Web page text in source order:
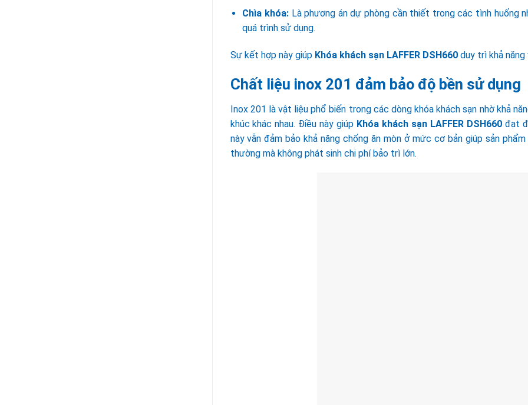
Chìa khóa:Là phương án dự phòng cần thiết trong các tình huống
quá trình sử dụng.
Sự kết hợp này giúp Khóa khách sạn LAFFER DSH660duy trì khả năng
Chất liệu inox 201 đảm bảo độ bền sử dụng
Inox 201 là vật liệu phổ biến trong các dòng khóa khách sạn nhờ khả
khúc khác nhau. Điều này giúp Khóa khách sạn LAFFER DSH660 đạt
này vẫn đảm bảo khả năng chống ăn mòn ở mức cơ bản giúp sản
thường mà không phát sinh chi phí bảo trì lớn.